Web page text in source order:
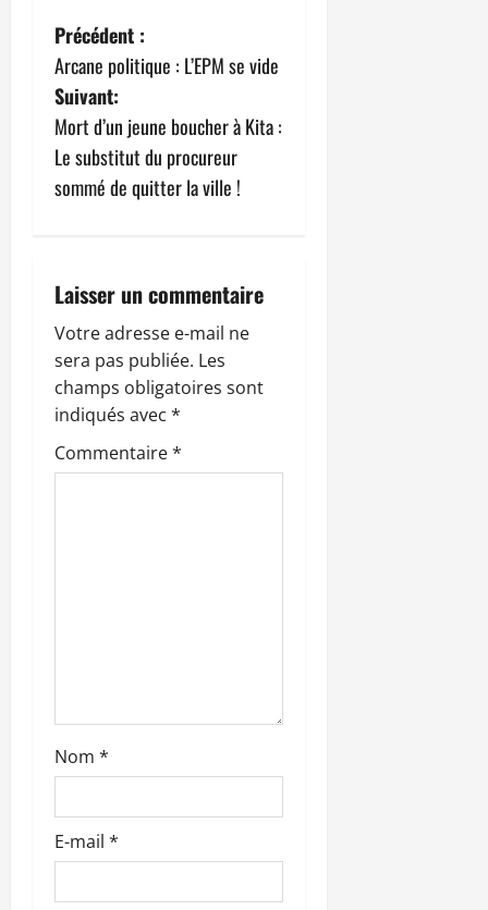
N
a
v
i
t
i
o
n
i
c
l
e
Précédent :
Arcane politique : L’EPM se vide
Suivant:
Mort d’un jeune boucher à Kita :
Le substitut du procureur
sommé de quitter la ville !
Laisser un commentaire
Votre adresse e-mail ne
sera pas publiée. Les
champs obligatoires sont
indiqués avec *
Commentaire*
Nom *
E-mail *